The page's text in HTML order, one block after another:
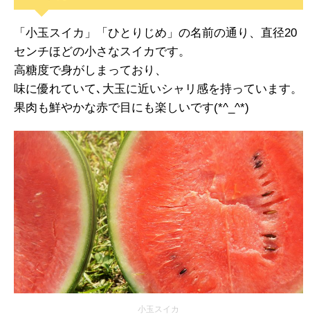
「小玉スイカ」「ひとりじめ」の名前の通り、直径20
センチほどの小さなスイカです。
高糖度で身がしまっており、
味に優れていて､大玉に近いシャリ感を持っています。
果肉も鮮やかな赤で目にも楽しいです(*^_^*)
小玉スイカ